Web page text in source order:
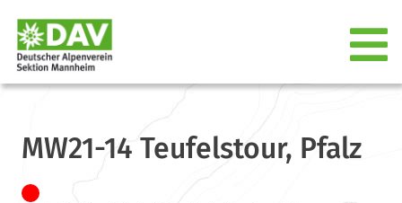
MW21-14 Teufelstour, Pfalz